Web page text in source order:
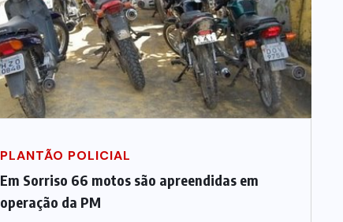
PLANTÃO POLICIAL
Em Sorriso 66 motos são apreendidas em
operação da PM